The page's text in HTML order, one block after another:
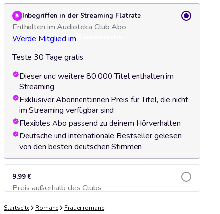
Inbegriffen in der Streaming Flatrate
Enthalten im Audioteka Club Abo
Werde Mitglied im
Teste 30 Tage gratis
Dieser und weitere 80.000 Titel enthalten im
Streaming
Exklusiver Abonnent:innen Preis für Titel, die nicht
im Streaming verfügbar sind
Flexibles Abo passend zu deinem Hörverhalten
Deutsche und internationale Bestseller gelesen
von den besten deutschen Stimmen
9,99 €
Preis außerhalb des ClubsZum Warenkorb hinzufügen
Startseite Romane Frauenromane